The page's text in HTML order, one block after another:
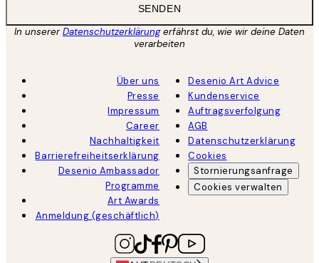
SENDEN
In unsererDatenschutzerklärungerfährst du, wie wir deine Daten
verarbeiten
Über uns
Presse
Impressum
Career
Nachhaltigkeit
Barrierefreiheitserklärung
Desenio Ambassador
Programme
Art Awards
Anmeldung (geschäftlich)
Desenio Art Advice
Kundenservice
Auftragsverfolgung
AGB
Datenschutzerklärung
Cookies
Stornierungsanfrage
Cookies verwalten